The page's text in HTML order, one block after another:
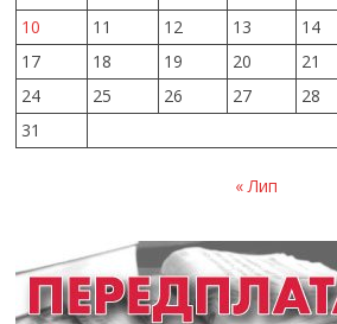
10
11 12 13 14
17
18 19 20 21
24
25 26 27 28
31
« Лип